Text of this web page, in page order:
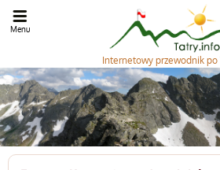
Internetowy przewodnik po
Menu